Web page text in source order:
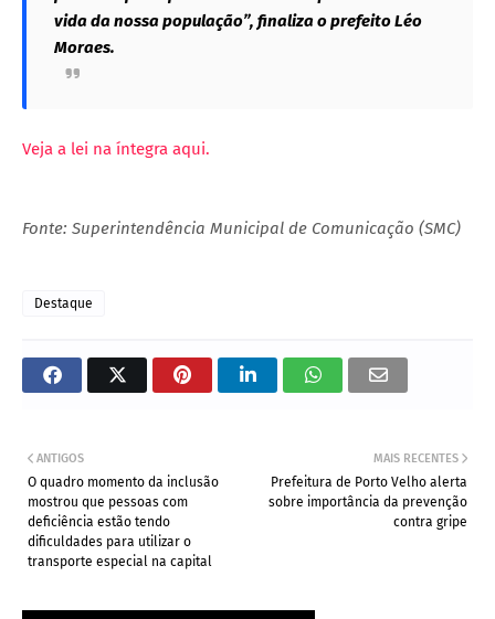
vida da nossa população”, finaliza o prefeito Léo
Moraes.
Veja a lei na íntegra aqui.
Fonte: Superintendência Municipal de Comunicação (SMC)
Destaque
MAIS RECENTES
Prefeitura de Porto Velho alerta
sobre importância da prevenção
contra gripe
ANTIGOS
O quadro momento da inclusão
mostrou que pessoas com
deficiência estão tendo
dificuldades para utilizar o
transporte especial na capital